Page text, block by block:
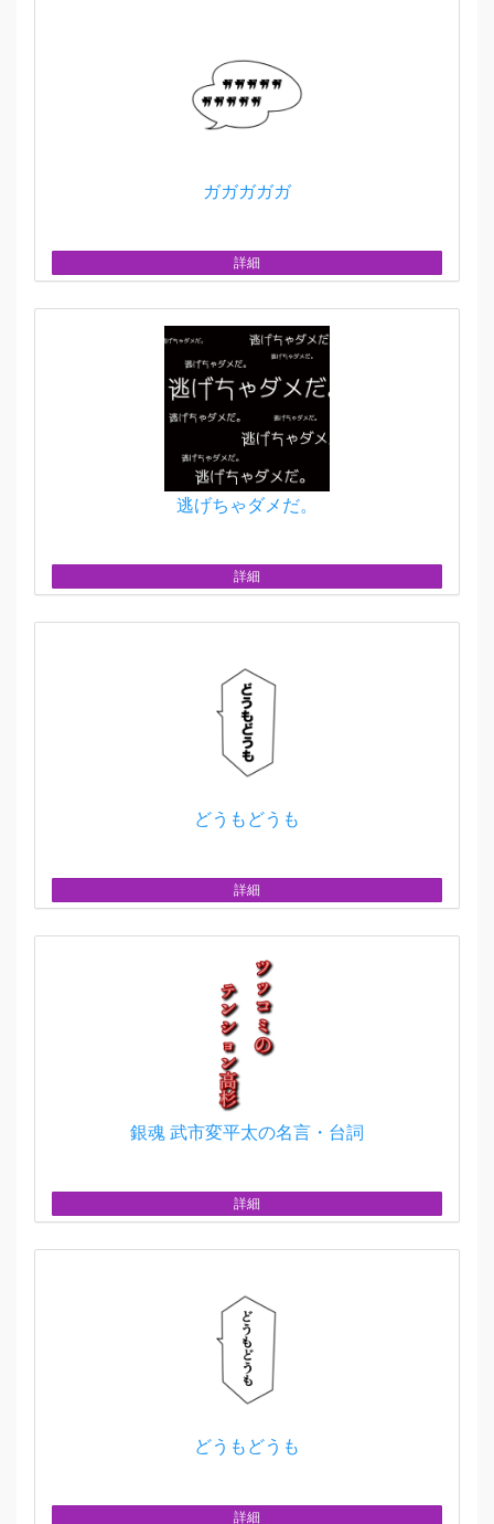
ガガガガガ
詳細
逃げちゃダメだ。
詳細
どうもどうも
詳細
銀魂 武市変平太の名言・台詞
詳細
どうもどうも
詳細